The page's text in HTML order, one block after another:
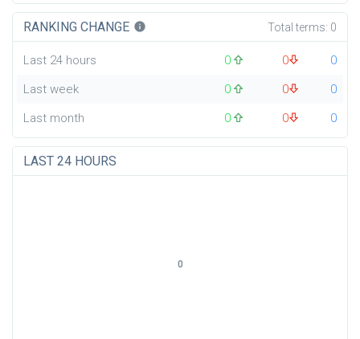
RANKING CHANGE info Total terms: 0
Last 24 hours 0 0
0
Last week
0 0
0
Last month
0 0 0
LAST 24 HOURS
0